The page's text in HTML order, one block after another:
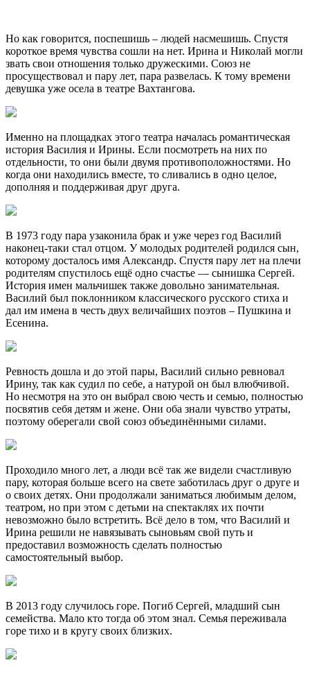
Но как говорится, поспешишь – людей насмешишь. Спустя
короткое время чувства сошли на нет. Ирина и Николай могли
звать свои отношения только дружескими. Союз не
просуществовал и пару лет, пара развелась. К тому времени
девушка уже осела в театре Вахтангова.
Именно на площадках этого театра началась романтическая
история Василия и Ирины. Если посмотреть на них по
отдельности, то они были двумя противоположностями. Но
когда они находились вместе, то сливались в одно целое,
дополняя и поддерживая друг друга.
В 1973 году пара узаконила брак и уже через год Василий
наконец-таки стал отцом. У молодых родителей родился сын,
которому досталось имя Александр. Спустя пару лет на плечи
родителям спустилось ещё одно счастье — сынишка Сергей.
История имен мальчишек также довольно занимательная.
Василий был поклонником классического русского стиха и
дал им имена в честь двух величайших поэтов – Пушкина и
Есенина.
Ревность дошла и до этой пары, Василий сильно ревновал
Ирину, так как судил по себе, а натурой он был влюбчивой.
Но несмотря на это он выбрал свою честь и семью, полностью
посвятив себя детям и жене. Они оба знали чувство утраты,
поэтому оберегали свой союз объединёнными силами.
Проходило много лет, а люди всё так же видели счастливую
пару, которая больше всего на свете заботилась друг о друге и
о своих детях. Они продолжали заниматься любимым делом,
театром, но при этом с детьми на спектаклях их почти
невозможно было встретить. Всё дело в том, что Василий и
Ирина решили не навязывать сыновьям свой путь и
предоставил возможность сделать полностью
самостоятельный выбор.
В 2013 году случилось горе. Погиб Сергей, младший сын
семейства. Мало кто тогда об этом знал. Семья переживала
горе тихо и в кругу своих близких.